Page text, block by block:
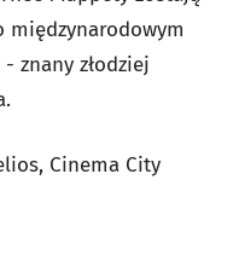
znany złodziej
Cinema City